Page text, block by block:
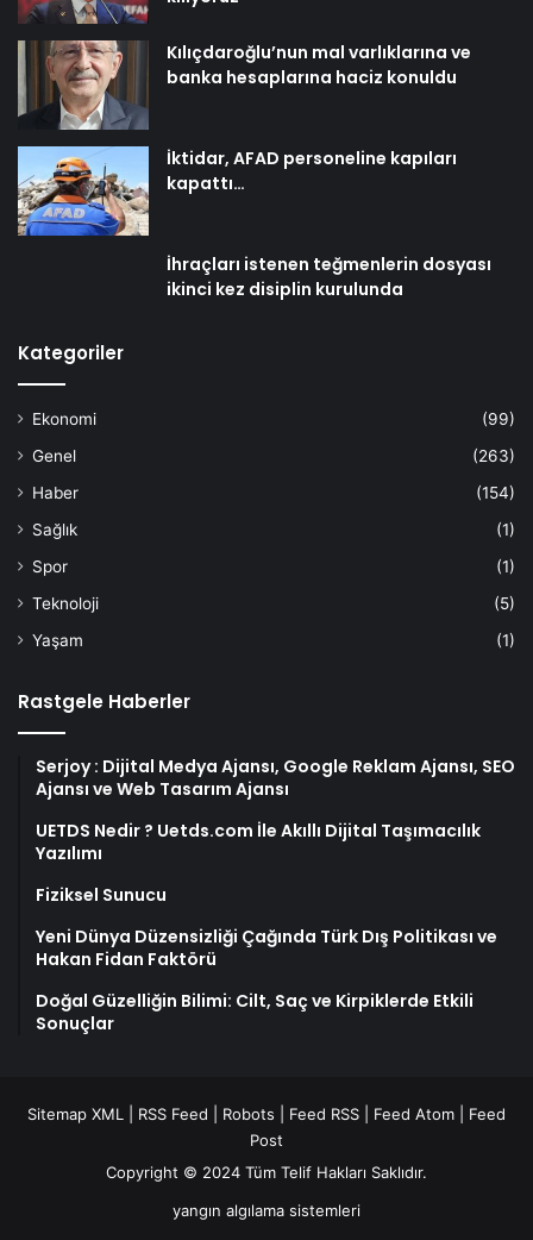
Kılıçdaroğlu’nun mal varlıklarına ve
banka hesaplarına haciz konuldu
İktidar, AFAD personeline kapıları
kapattı…
İhraçları istenen teğmenlerin dosyası
ikinci kez disiplin kurulunda
Kategoriler
Ekonomi
(99)
Genel
(263)
Haber
(154)
Sağlık
(1)
Spor
(1)
Teknoloji
(5)
Yaşam
(1)
Rastgele Haberler
Serjoy : Dijital Medya Ajansı, Google Reklam Ajansı, SEO
Ajansı ve Web Tasarım Ajansı
UETDS Nedir ? Uetds.com İle Akıllı Dijital Taşımacılık
Yazılımı
Fiziksel Sunucu
Yeni Dünya Düzensizliği Çağında Türk Dış Politikası ve
Hakan Fidan Faktörü
Doğal Güzelliğin Bilimi: Cilt, Saç ve Kirpiklerde Etkili
Sonuçlar
Sitemap XML RSS Feed Robots Feed RSS Feed Atom
Feed
Post
Copyright © 2024 Tüm Telif Hakları Saklıdır.
yangın algılama sistemleri